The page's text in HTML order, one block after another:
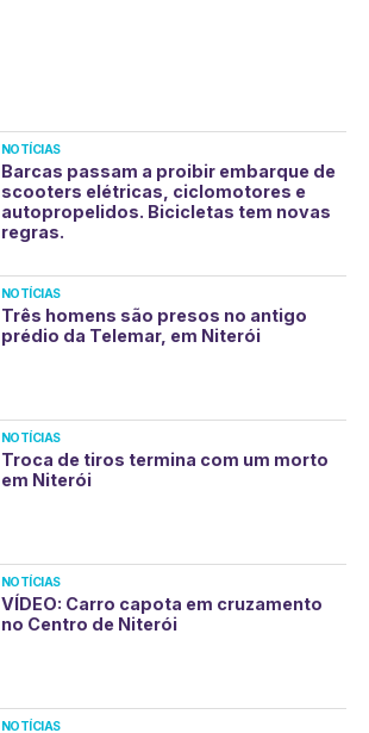
NOTÍCIAS
Barcas passam a proibir embarque de
scooters elétricas, ciclomotores e
autopropelidos. Bicicletas tem novas
regras.
NOTÍCIAS
Três homens são presos no antigo
prédio da Telemar, em Niterói
NOTÍCIAS
Troca de tiros termina com um morto
em Niterói
NOTÍCIAS
VÍDEO: Carro capota em cruzamento
no Centro de Niterói
NOTÍCIAS